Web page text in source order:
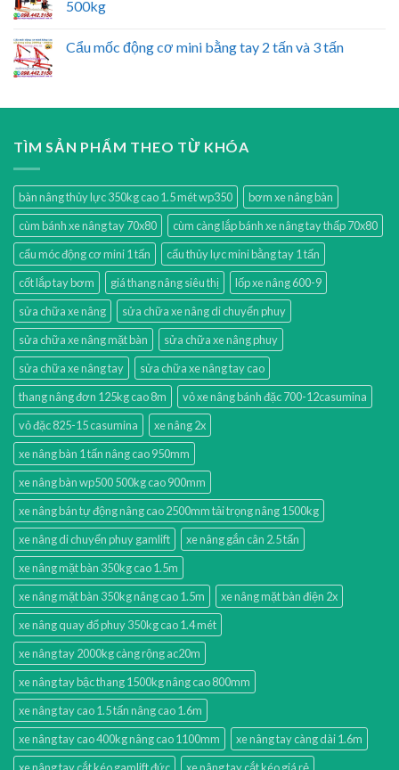
500kg
Cẩu mốc động cơ mini bằng tay 2 tấn và 3 tấn
TÌM SẢN PHẨM THEO TỪ KHÓA
bàn nâng thủy lực 350kg cao 1.5 mét wp350
bơm xe nâng bàn
cùm bánh xe nâng tay 70x80
cùm càng lắp bánh xe nâng tay thấp 70x80
cẩu móc động cơ mini 1 tấn
cẩu thủy lực mini bằng tay 1 tấn
cốt lắp tay bơm
giá thang nâng siêu thị
lốp xe nâng 600-9
sửa chữa xe nâng
sửa chữa xe nâng di chuyển phuy
sửa chữa xe nâng mặt bàn
sửa chữa xe nâng phuy
sửa chữa xe nâng tay
sửa chữa xe nâng tay cao
thang nâng đơn 125kg cao 8m
vỏ xe nâng bánh đặc 700-12casumina
vỏ đặc 825-15 casumina
xe nâng 2x
xe nâng bàn 1 tấn nâng cao 950mm
xe nâng bàn wp500 500kg cao 900mm
xe nâng bán tự động nâng cao 2500mm tải trọng nâng 1500kg
xe nâng di chuyển phuy gamlift
xe nâng gắn cân 2.5 tấn
xe nâng mặt bàn 350kg cao 1.5m
xe nâng mặt bàn 350kg nâng cao 1.5m
xe nâng mặt bàn điện 2x
xe nâng quay đổ phuy 350kg cao 1.4 mét
xe nâng tay 2000kg càng rộng ac20m
xe nâng tay bậc thang 1500kg nâng cao 800mm
xe nâng tay cao 1.5 tấn nâng cao 1.6m
xe nâng tay cao 400kg nâng cao 1100mm
xe nâng tay càng dài 1.6m
xe nâng tay cắt kéo gamlift đức
xe nâng tay cắt kéo giá rẻ